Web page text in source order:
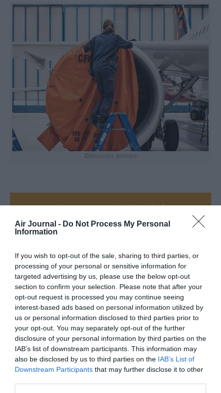
Air Journal - Do Not Process My Personal
Information
If you wish to opt-out of the sale, sharing to third parties, or
processing of your personal or sensitive information for
targeted advertising by us, please use the below opt-out
section to confirm your selection. Please note that after your
opt-out request is processed you may continue seeing
interest-based ads based on personal information utilized by
us or personal information disclosed to third parties prior to
your opt-out. You may separately opt-out of the further
disclosure of your personal information by third parties on the
IAB’s list of downstream participants. This information may
also be disclosed by us to third parties on the IAB’s List of
Downstream Participants that may further disclose it to other
©Brussels Airlines
Vous avez apprécié l’article ?
PARTAGER L'ARTICLE
FacebookTwitterPinterestLinkedInEmail Print